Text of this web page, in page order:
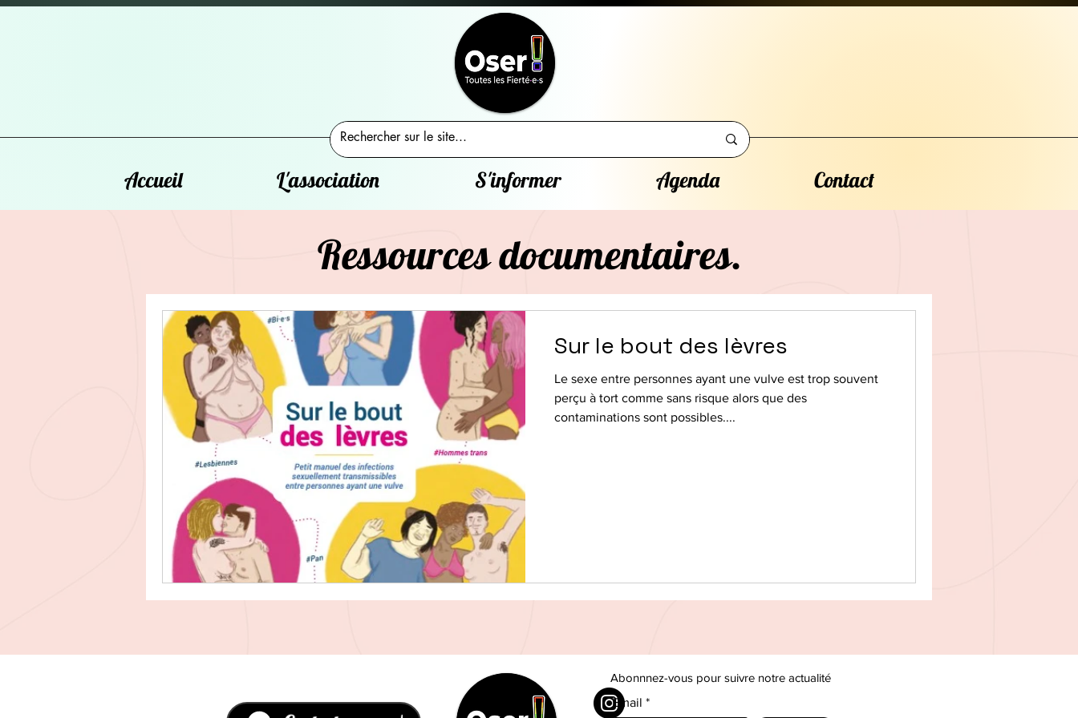
Accueil L'association S'informer Agenda Contact
Ressources documentaires.
Sur le bout des lèvres
Le sexe entre personnes ayant une vulve est trop souvent
perçu à tort comme sans risque alors que des
contaminations sont possibles....
Abonnnez-vous pour suivre notre actualité
Email